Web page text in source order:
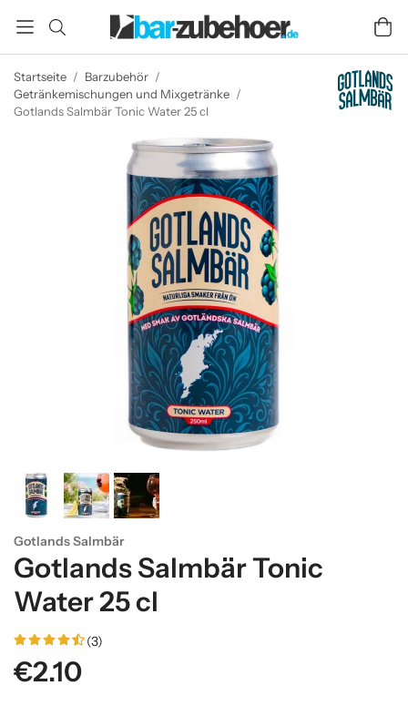
Startseite / Barzubehör /
Getränkemischungen und Mixgetränke /
Gotlands Salmbär Tonic Water 25 cl
Gotlands Salmbär
Gotlands Salmbär Tonic
Water 25 cl
(3)
€2.10